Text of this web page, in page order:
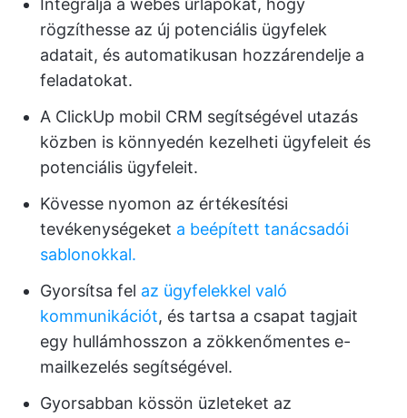
Integrálja a webes űrlapokat, hogy
rögzíthesse az új potenciális ügyfelek
adatait, és automatikusan hozzárendelje a
feladatokat.
A ClickUp mobil CRM segítségével utazás
közben is könnyedén kezelheti ügyfeleit és
potenciális ügyfeleit.
Kövesse nyomon az értékesítési
tevékenységeket a beépített tanácsadói
sablonokkal.
Gyorsítsa fel az ügyfelekkel való
kommunikációt, és tartsa a csapat tagjait
egy hullámhosszon a zökkenőmentes e-
mailkezelés segítségével.
Gyorsabban kössön üzleteket az